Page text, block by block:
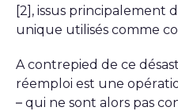
[2], issus principalement
unique utilisés comme
A contrepied de ce
réemploi est une
– qui ne sont alors pas